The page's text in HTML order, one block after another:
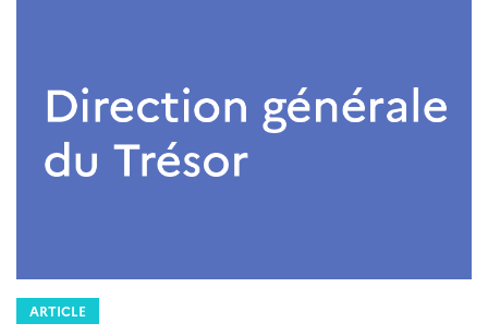
ARTICLE